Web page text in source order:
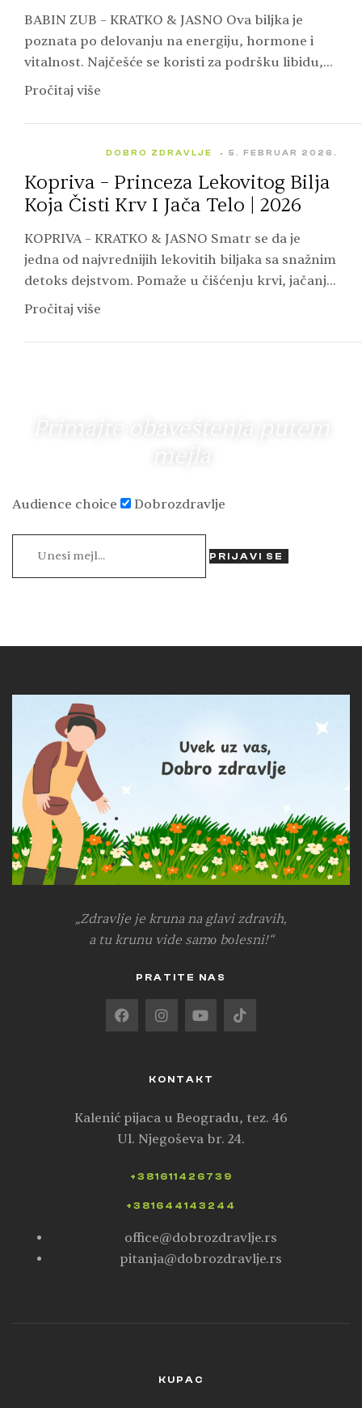
BABIN ZUB – KRATKO & JASNO Ova biljka je
poznata po delovanju na energiju, hormone i
vitalnost. Najčešće se koristi za podršku libidu,
plodnosti i fizičkoj izdržljivosti. Koristi se i…
Pročitaj više
5. FEBRUAR 2026.
DOBRO ZDRAVLJE
Kopriva – Princeza Lekovitog Bilja
Koja Čisti Krv I Jača Telo | 2026
KOPRIVA – KRATKO & JASNO Smatr se da je
jedna od najvrednijih lekovitih biljaka sa snažnim
detoks dejstvom. Pomaže u čišćenju krvi, jačanju
imuniteta i borbi protiv anemije. Povoljno deluje
Pročitaj više
Audience choice Dobrozdravlje
PRIJAVI SE
„Zdravlje je kruna na glavi zdravih,
a tu krunu vide samо bоlesni!“
PRATITE NAS
KUPAC
KONTAKT
Kalenić pijaca u Beogradu, tez. 46
Ul. Njegoševa br. 24.
+381611426739
+381644143244
office@dobrozdravlje.rs
pitanja@dobrozdravlje.rs